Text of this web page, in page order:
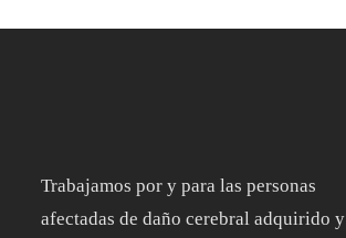
Trabajamos por y para las personas
afectadas de daño cerebral adquirido y